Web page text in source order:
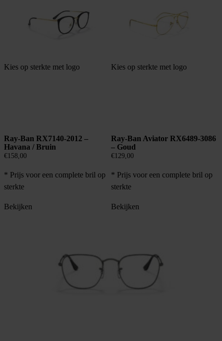
Kies op sterkte met logo
Ray-Ban RX7140-2012 –
Havana / Bruin
€158,00
* Prijs voor een complete bril op
sterkte
Bekijken
Kies op sterkte met logo
Ray-Ban Aviator RX6489-3086
– Goud
€129,00
* Prijs voor een complete bril op
sterkte
Bekijken